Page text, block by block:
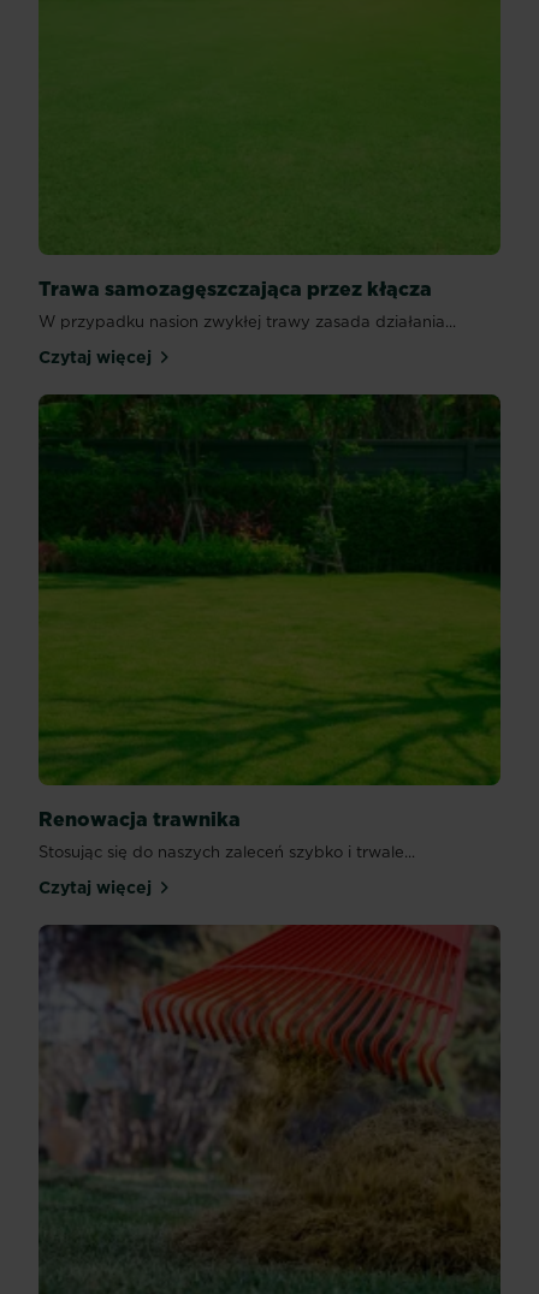
Trawa samozagęszczająca przez kłącza
W przypadku nasion zwykłej trawy zasada działania...
Czytaj więcejTrawa samozagęszczająca przez kłącza
Renowacja trawnika
Stosując się do naszych zaleceń szybko i trwale...
Czytaj więcejRenowacja trawnika